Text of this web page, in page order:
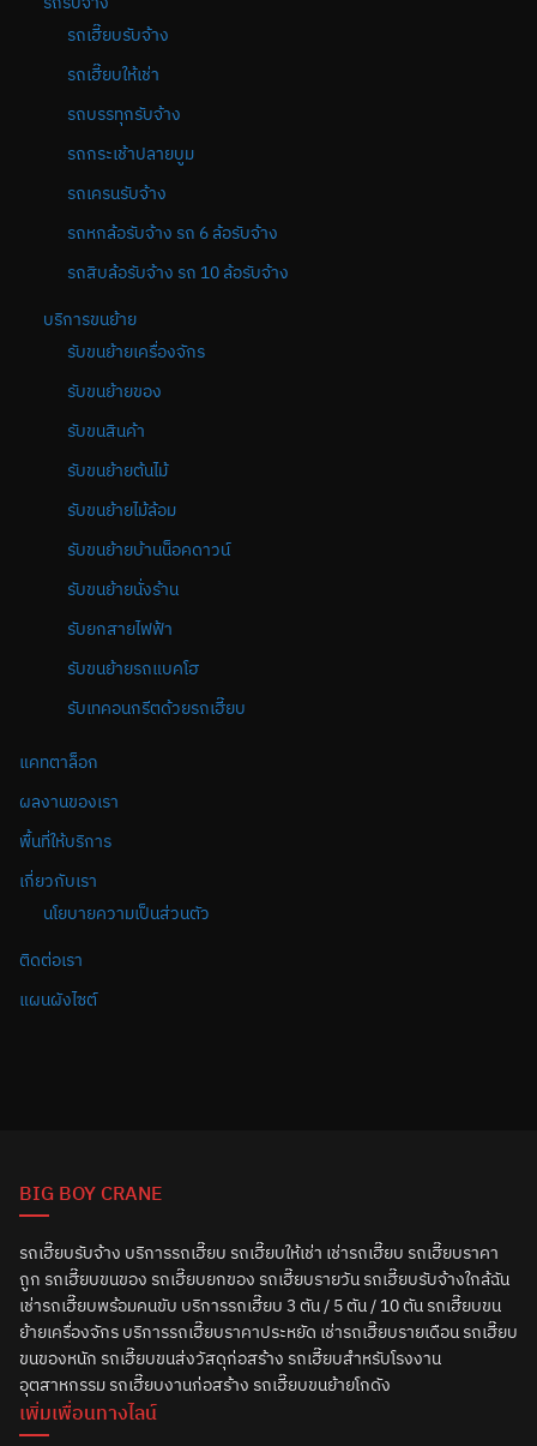
รถเฮี๊ยบรับจ้าง
รถเฮี๊ยบให้เช่า
รถบรรทุกรับจ้าง
รถกระเช้าปลายบูม
รถเครนรับจ้าง
รถหกล้อรับจ้าง รถ 6 ล้อรับจ้าง
รถสิบล้อรับจ้าง รถ 10 ล้อรับจ้าง
บริการขนย้าย
รับขนย้ายเครื่องจักร
รับขนย้ายของ
รับขนสินค้า
รับขนย้ายต้นไม้
รับขนย้ายไม้ล้อม
รับขนย้ายบ้านน็อคดาวน์
รับขนย้ายนั่งร้าน
รับยกสายไฟฟ้า
รับขนย้ายรถแบคโฮ
รับเทคอนกรีตด้วยรถเฮี๊ยบ
แคทตาล็อก
ผลงานของเรา
พื้นที่ให้บริการ
เกี่ยวกับเรา
นโยบายความเป็นส่วนตัว
ติดต่อเรา
แผนผังไซต์
BIG BOY CRANE
รถเฮี๊ยบรับจ้าง บริการรถเฮี๊ยบ รถเฮี๊ยบให้เช่า เช่ารถเฮี๊ยบ รถเฮี๊ยบราคา
ถูก รถเฮี๊ยบขนของ รถเฮี๊ยบยกของ รถเฮี๊ยบรายวัน รถเฮี๊ยบรับจ้างใกล้ฉัน
เช่ารถเฮี๊ยบพร้อมคนขับ บริการรถเฮี๊ยบ 3 ตัน / 5 ตัน / 10 ตัน รถเฮี๊ยบขน
ย้ายเครื่องจักร บริการรถเฮี๊ยบราคาประหยัด เช่ารถเฮี๊ยบรายเดือน รถเฮี๊ยบ
ขนของหนัก รถเฮี๊ยบขนส่งวัสดุก่อสร้าง รถเฮี๊ยบสำหรับโรงงาน
อุตสาหกรรม รถเฮี๊ยบงานก่อสร้าง รถเฮี๊ยบขนย้ายโกดัง
เพิ่มเพื่อนทางไลน์